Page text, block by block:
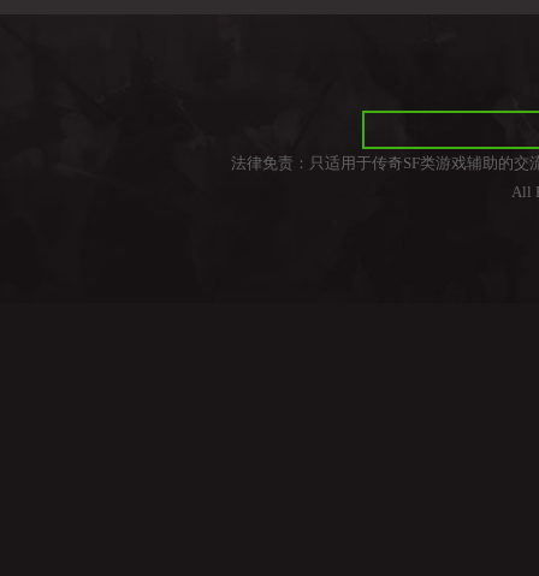
法律免责：只适用于传奇SF类游戏辅助的
All